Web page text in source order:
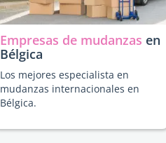
Empresas de mudanzas en
Bélgica
Los mejores especialista en
mudanzas internacionales en
Bélgica.